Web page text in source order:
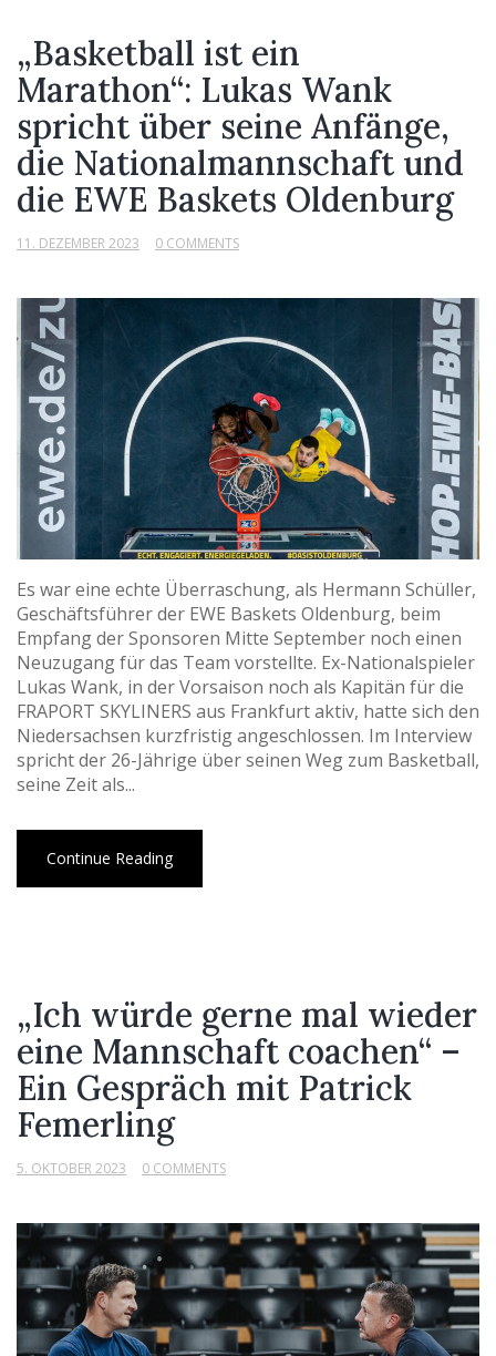
„Basketball ist ein
Marathon“: Lukas Wank
spricht über seine Anfänge,
die Nationalmannschaft und
die EWE Baskets Oldenburg
11. DEZEMBER 2023 0 COMMENTS
Es war eine echte Überraschung, als Hermann Schüller,
Geschäftsführer der EWE Baskets Oldenburg, beim
Empfang der Sponsoren Mitte September noch einen
Neuzugang für das Team vorstellte. Ex-Nationalspieler
Lukas Wank, in der Vorsaison noch als Kapitän für die
FRAPORT SKYLINERS aus Frankfurt aktiv, hatte sich den
Niedersachsen kurzfristig angeschlossen. Im Interview
spricht der 26-Jährige über seinen Weg zum Basketball,
seine Zeit als...
Continue Reading
„Ich würde gerne mal wieder
eine Mannschaft coachen“ –
Ein Gespräch mit Patrick
Femerling
5. OKTOBER 2023 0 COMMENTS